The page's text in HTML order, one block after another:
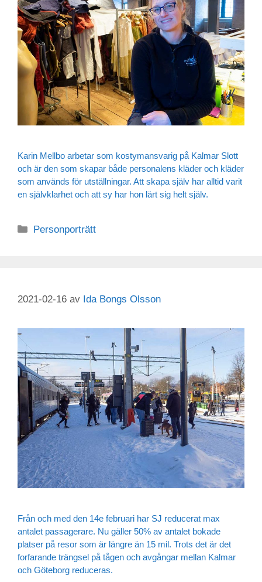
Karin Mellbo arbetar som kostymansvarig på Kalmar Slott
och är den som skapar både personalens kläder och kläder
som används för utställningar. Att skapa själv har alltid varit
en självklarhet och att sy har hon lärt sig helt själv.
Personporträtt
2021-02-16 av Ida Bongs Olsson
Från och med den 14e februari har SJ reducerat max
antalet passagerare. Nu gäller 50% av antalet bokade
platser på resor som är längre än 15 mil. Trots det är det
forfarande trängsel på tågen och avgångar mellan Kalmar
och Göteborg reduceras.